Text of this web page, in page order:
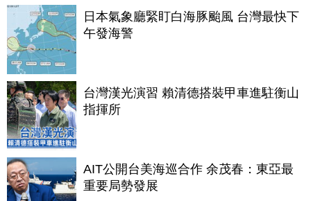
日本氣象廳緊盯白海豚颱風 台灣最快下
午發海警
台灣漢光演習 賴清德搭裝甲車進駐衡山
指揮所
AIT公開台美海巡合作 余茂春：東亞最
重要局勢發展